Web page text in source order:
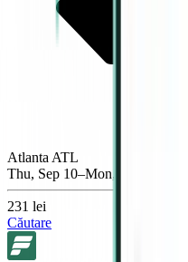
Atlanta ATL
Thu, Sep 10–Mon, Sep 14
231 lei
Căutare